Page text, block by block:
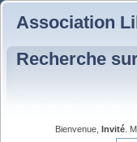
Association
Recherche
Bienvenue, Invité .